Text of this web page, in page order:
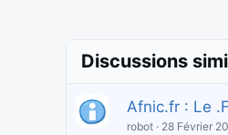
s
i
n
Discussions
Afnic.fr : Le
robot 28 Février